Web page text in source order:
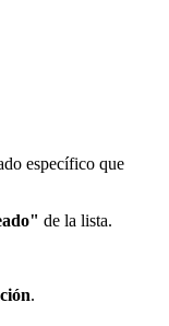
específico que
de la lista.
.